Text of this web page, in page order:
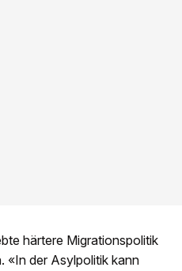
härtere Migrationspolitik
«In der Asylpolitik kann